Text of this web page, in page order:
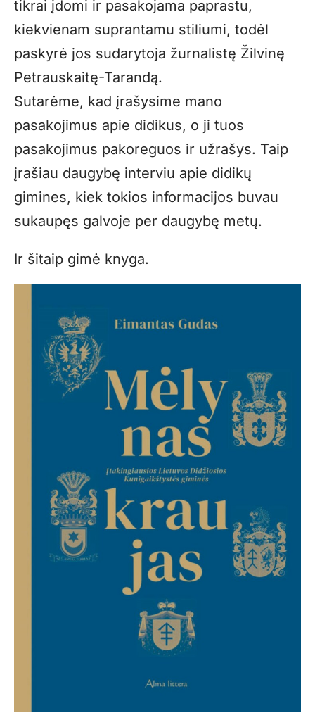
tikrai įdomi ir pasakojama paprastu,
kiekvienam suprantamu stiliumi, todėl
paskyrė jos sudarytoja žurnalistę Žilvinę
Petrauskaitę-Tarandą.
Sutarėme, kad įrašysime mano
pasakojimus apie didikus, o ji tuos
pasakojimus pakoreguos ir užrašys. Taip
įrašiau daugybę interviu apie didikų
gimines, kiek tokios informacijos buvau
sukaupęs galvoje per daugybę metų.
Ir šitaip gimė knyga.